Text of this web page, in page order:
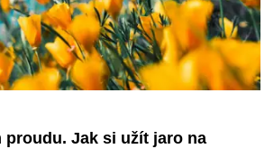
proudu. Jak si užít jaro na